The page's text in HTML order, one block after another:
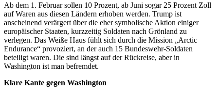
Ab dem 1. Februar sollen 10 Prozent, ab Juni sogar 25 Prozent Zoll
auf Waren aus diesen Ländern erhoben werden. Trump ist
anscheinend verärgert über die eher symbolische Aktion einiger
europäischer Staaten, kurzzeitig Soldaten nach Grönland zu
verlegen. Das Weiße Haus fühlt sich durch die Mission „Arctic
Endurance“ provoziert, an der auch 15 Bundeswehr-Soldaten
beteiligt waren. Die sind längst auf der Rückreise, aber in
Washington ist man befremdet.
Klare Kante gegen Washington